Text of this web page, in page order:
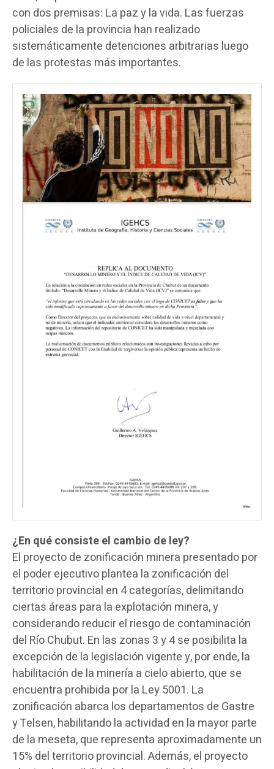
con dos premisas: La paz y la vida. Las fuerzas
policiales de la provincia han realizado
sistemáticamente detenciones arbitrarias luego
de las protestas más importantes.
¿En qué consiste el cambio de ley?
El proyecto de zonificación minera presentado por
el poder ejecutivo plantea la zonificación del
territorio provincial en 4 categorías, delimitando
ciertas áreas para la explotación minera, y
considerando reducir el riesgo de contaminación
del Río Chubut. En las zonas 3 y 4 se posibilita la
excepción de la legislación vigente y, por ende, la
habilitación de la minería a cielo abierto, que se
encuentra prohibida por la Ley 5001. La
zonificación abarca los departamentos de Gastre
y Telsen, habilitando la actividad en la mayor parte
de la meseta, que representa aproximadamente un
15% del territorio provincial. Además, el proyecto